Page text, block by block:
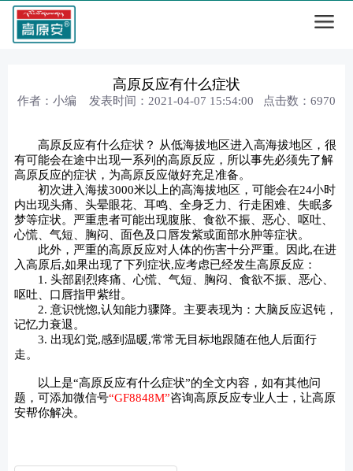
高原反应有什么症状
作者：小编 发表时间：2021-04-07 15:54:00 点击数： 6970
高原反应有什么症状？ 从低海拔地区进入高海拔地区，很
有可能会在途中出现一系列的高原反应，所以事先必须先了解
高原反应的症状，为高原反应做好充足准备。
初次进入海拔3000米以上的高海拔地区，可能会在24小时
内出现头痛、头晕眼花、耳鸣、全身乏力、行走困难、失眠多
梦等症状。严重患者可能出现腹胀、食欲不振、恶心、呕吐、
心慌、气短、胸闷、面色及口唇发紫或面部水肿等症状。
此外，严重的高原反应对人体的伤害十分严重。因此,在进
入高原后,如果出现了下列症状,应考虑已经发生高原反应：
1. 头部剧烈疼痛、心慌、气短、胸闷、食欲不振、恶心、
呕吐、口唇指甲紫绀。
2. 意识恍惚,认知能力骤降。主要表现为：大脑反应迟钝，
记忆力衰退。
3. 出现幻觉,感到温暖,常常无目标地跟随在他人后面行
走。
以上是“高原反应有什么症状”的全文内容，如有其他问
题，可添加微信号“GF8848M”咨询高原反应专业人士，让高原
安帮你解决。